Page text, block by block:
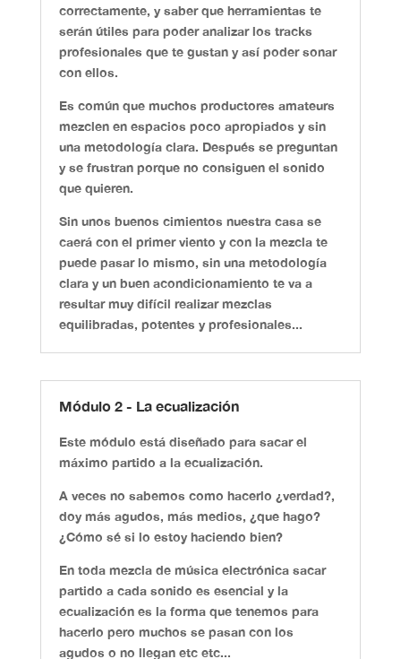
correctamente, y saber que herramientas te
serán útiles para poder analizar los tracks
profesionales que te gustan y así poder sonar
con ellos.
Es común que muchos productores amateurs
mezclen en espacios poco apropiados y sin
una metodología clara. Después se preguntan
y se frustran porque no consiguen el sonido
que quieren.
Sin unos buenos cimientos nuestra casa se
caerá con el primer viento y con la mezcla te
puede pasar lo mismo, sin una metodología
clara y un buen acondicionamiento te va a
resultar muy difícil realizar mezclas
equilibradas, potentes y profesionales...
Módulo 2 - La ecualización
Este módulo está diseñado para sacar el
máximo partido a la ecualización.
A veces no sabemos como hacerlo ¿verdad?,
doy más agudos, más medios, ¿que hago?
¿Cómo sé si lo estoy haciendo bien?
En toda mezcla de música electrónica sacar
partido a cada sonido es esencial y la
ecualización es la forma que tenemos para
hacerlo pero muchos se pasan con los
agudos o no llegan etc etc...